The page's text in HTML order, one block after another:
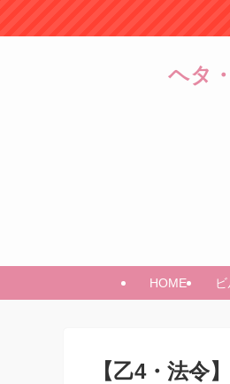
ヘタ
HOME
【乙4・法令